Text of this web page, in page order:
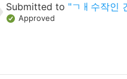
Submitted to "ㄱㅐ수작인
Approved